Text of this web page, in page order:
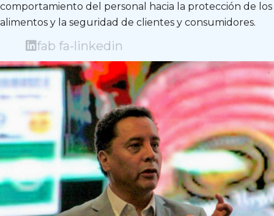
comportamiento del personal hacia la protección de los
alimentos y la seguridad de clientes y consumidores.
fab fa-linkedin